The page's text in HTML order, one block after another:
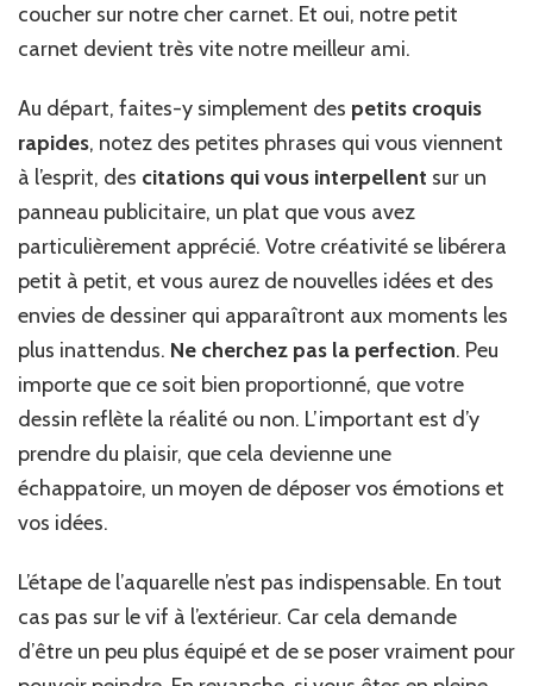
coucher sur notre cher carnet. Et oui, notre petit
carnet devient très vite notre meilleur ami.
Au départ, faites-y simplement des petits croquis
rapides, notez des petites phrases qui vous viennent
à l’esprit, des citations qui vous interpellent sur un
panneau publicitaire, un plat que vous avez
particulièrement apprécié. Votre créativité se libérera
petit à petit, et vous aurez de nouvelles idées et des
envies de dessiner qui apparaîtront aux moments les
plus inattendus. Ne cherchez pas la perfection. Peu
importe que ce soit bien proportionné, que votre
dessin reflète la réalité ou non. L’important est d’y
prendre du plaisir, que cela devienne une
échappatoire, un moyen de déposer vos émotions et
vos idées.
L’étape de l’aquarelle n’est pas indispensable. En tout
cas pas sur le vif à l’extérieur. Car cela demande
d’être un peu plus équipé et de se poser vraiment pour